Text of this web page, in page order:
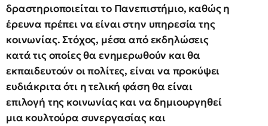
δραστηριοποιείται το Πανεπιστήμιο, καθώς η
έρευνα πρέπει να είναι στην υπηρεσία της
κοινωνίας. Στόχος, μέσα από εκδηλώσεις
κατά τις οποίες θα ενημερωθούν και θα
εκπαιδευτούν οι πολίτες, είναι να προκύψει
ευδιάκριτα ότι η τελική φάση θα είναι
επιλογή της κοινωνίας και να δημιουργηθεί
μια κουλτούρα συνεργασίας και